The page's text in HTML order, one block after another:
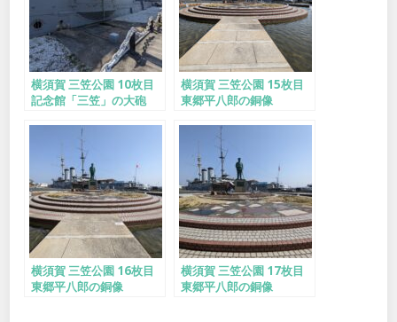
横須賀 三笠公園 10枚目
記念館「三笠」の大砲
横須賀 三笠公園 15枚目
東郷平八郎の銅像
横須賀 三笠公園 16枚目
東郷平八郎の銅像
横須賀 三笠公園 17枚目
東郷平八郎の銅像